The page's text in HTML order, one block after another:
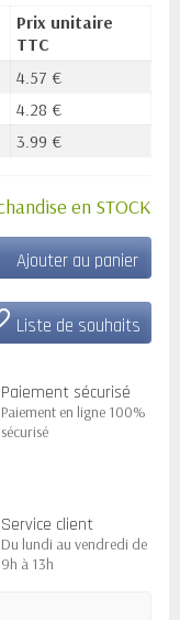
Prix unitaire
TTC
4.57 €
4.28 €
3.99 €
en STOCK
Ajouter au panier
Liste de souhaits
Paiement sécurisé
Paiement en ligne 100%
sécurisé
Service client
Du lundi au vendredi de
9h à 13h